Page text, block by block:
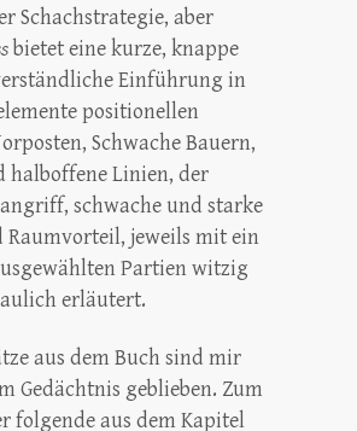
Schachstrategie, aber
bietet eine kurze, knappe
Einführung in
positionellen
Schwache Bauern,
halboffene Linien, der
schwache und starke
Raumvorteil, jeweils mit ein
Partien witzig
erläutert.
aus dem Buch sind mir
Gedächtnis geblieben. Zum
folgende aus dem Kapitel